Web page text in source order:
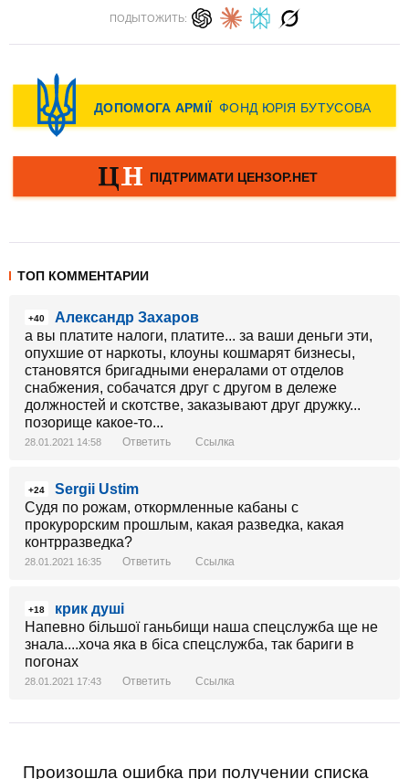
ПОДЫТОЖИТЬ:
ТОП КОММЕНТАРИИ
+40
Александр Захаров
а вы платите налоги, платите... за ваши деньги эти,
опухшие от наркоты, клоуны кошмарят бизнесы,
становятся бригадными енералами от отделов
снабжения, собачатся друг с другом в дележе
должностей и скотстве, заказывают друг дружку...
позорище какое-то...
28.01.2021 14:58 Ответить Ссылка
+24
Sergii Ustim
Судя по рожам, откормленные кабаны с
прокурорским прошлым, какая разведка, какая
контрразведка?
28.01.2021 16:35 Ответить Ссылка
+18
крик душі
Напевно більшої ганьбищи наша спецслужба ще не
знала....хоча яка в біса спецслужба, так бариги в
погонах
28.01.2021 17:43 Ответить Ссылка
Произошла ошибка при получении списка